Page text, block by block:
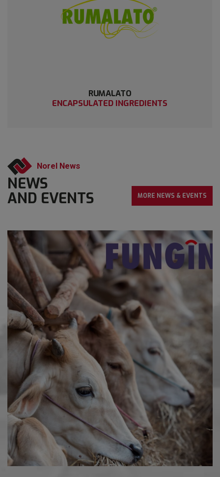
RUMALATO
ENCAPSULATED INGREDIENTS
Norel News
NEWS
AND EVENTS MORE NEWS & EVENTS